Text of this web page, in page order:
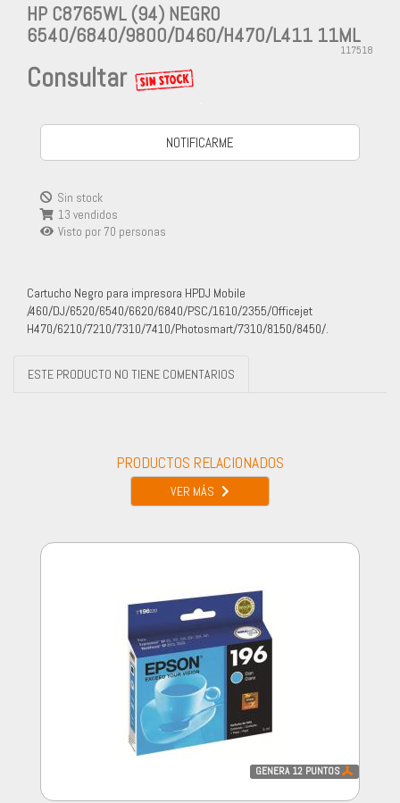
HP C8765WL (94) NEGRO
6540/6840/9800/D460/H470/L411 11ML
117518
Consultar
NOTIFICARME
Sin stock
13 vendidos
Visto por 70 personas
Cartucho Negro para impresora HPDJ Mobile
/460/DJ/6520/6540/6620/6840/PSC/1610/2355/Officejet
H470/6210/7210/7310/7410/Photosmart/7310/8150/8450/.
ESTE PRODUCTO NO TIENE COMENTARIOS
PRODUCTOS RELACIONADOS
VER MÁS
GENERA 12 PUNTOS